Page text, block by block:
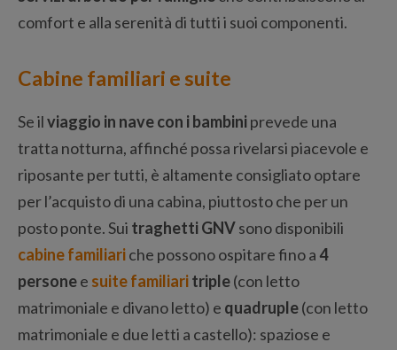
comfort e alla serenità di tutti i suoi componenti.
Cabine familiari e suite
Se ilviaggio in nave con i bambiniprevede una
tratta notturna, affinché possa rivelarsi piacevole e
riposante per tutti, è altamente consigliato optare
per l’acquisto di una cabina, piuttosto che per un
posto ponte. Sui traghetti GNVsono disponibili
cabine familiariche possono ospitare fino a 4
personee suite familiaritriple(con letto
matrimoniale e divano letto) e quadruple(con letto
matrimoniale e due letti a castello): spaziose e